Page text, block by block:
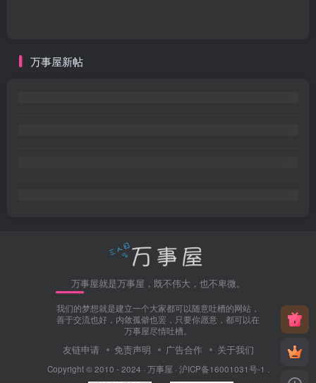
万事屋新帖
万事屋就是万事屋，既不伟大，也不卑微。
我们的梦想就是建立一个大家都可以随意吐槽的网站，
善于交流也好，内敛孤僻也罢，只要你愿意，都可以在
万事屋尽情吐槽。
友链申请 免责声明 广告合作 关于我们
Copyright © 2010 - 2024 · 万事屋 · 沪ICP备16001031号-1